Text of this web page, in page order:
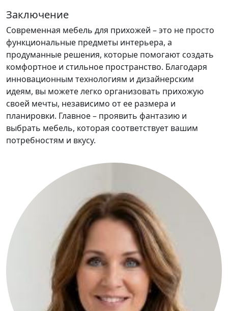
Заключение
Современная мебель для прихожей – это не просто
функциональные предметы интерьера, а
продуманные решения, которые помогают создать
комфортное и стильное пространство. Благодаря
инновационным технологиям и дизайнерским
идеям, вы можете легко организовать прихожую
своей мечты, независимо от ее размера и
планировки. Главное – проявить фантазию и
выбрать мебель, которая соответствует вашим
потребностям и вкусу.